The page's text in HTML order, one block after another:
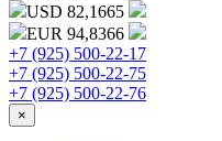
USD 82,1665
EUR 94,8366
+7 (925) 500-22-17
+7 (925) 500-22-75
+7 (925) 500-22-76
×